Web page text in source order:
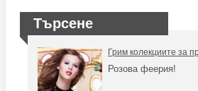
Търсене
Грим колекциите за
Розова феерия!